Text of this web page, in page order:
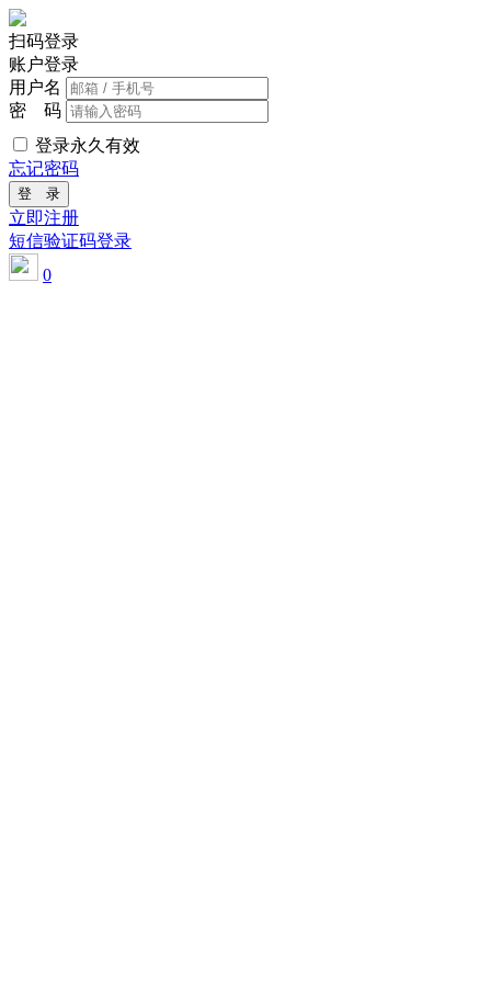
扫码登录
账户登录
用户名
密 码
登录永久有效
忘记密码
登 录
立即注册
短信验证码登录
0